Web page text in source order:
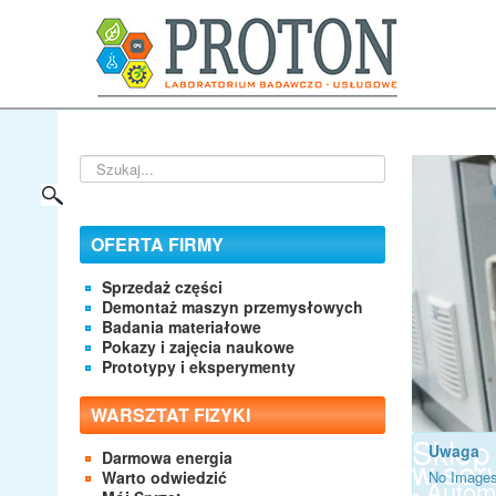
Szukaj...
OFERTA FIRMY
Sprzedaż części
Demontaż maszyn przemysłowych
Badania materiałowe
Pokazy i zajęcia naukowe
Prototypy i eksperymenty
WARSZTAT FIZYKI
Darmowa energia
Warto odwiedzić
wUwaga
No